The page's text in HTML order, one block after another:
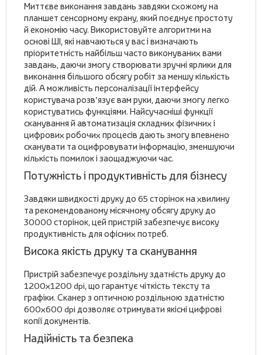
Миттєве виконання завдань завдяки схожому на
планшет сенсорному екрану, який поєднує простоту
й економію часу. Використовуйте алгоритми на
основі ШІ, які навчаються у вас і визначають
пріоритетність найбільш часто виконуваних вами
завдань, даючи змогу створювати зручні ярлики для
виконання більшого обсягу робіт за меншу кількість
дій. А можливість персоналізації інтерфейсу
користувача розв’язує вам руки, даючи змогу легко
користуватись функціями. Найсучасніші функції
сканування й автоматизація складних фізичних і
цифрових робочих процесів дають змогу впевнено
сканувати та оцифровувати інформацію, зменшуючи
кількість помилок і заощаджуючи час.
Потужність і продуктивність для бізнесу
Завдяки швидкості друку до 65 сторінок на хвилину
та рекомендованому місячному обсягу друку до
30000 сторінок, цей пристрій забезпечує високу
продуктивність для офісних потреб.
Висока якість друку та сканування
Пристрій забезпечує роздільну здатність друку до
1200х1200 dpi, що гарантує чіткість тексту та
графіки. Сканер з оптичною роздільною здатністю
600х600 dpi дозволяє отримувати якісні цифрові
копії документів.
Надійність та безпека